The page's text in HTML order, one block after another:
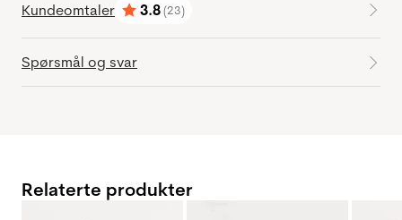
Kundeomtaler
Karakter:
3.8(23)
av 5 mulige
Spørsmål og svar
Relaterte produkter